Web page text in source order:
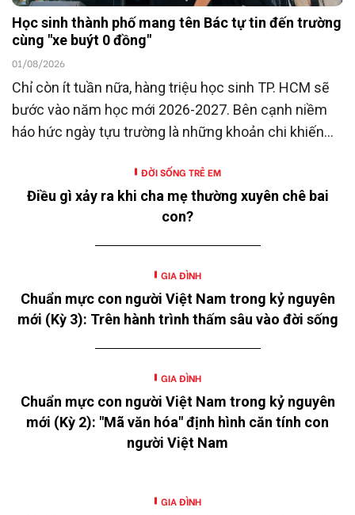
Học sinh thành phố mang tên Bác tự tin đến trường
cùng "xe buýt 0 đồng"
01/08/2026
Chỉ còn ít tuần nữa, hàng triệu học sinh TP. HCM sẽ
bước vào năm học mới 2026-2027. Bên cạnh niềm
háo hức ngày tựu trường là những khoản chi khiến
ĐỜI SỐNG TRẺ EM
Điều gì xảy ra khi cha mẹ thường xuyên chê bai
con?
GIA ĐÌNH
Chuẩn mực con người Việt Nam trong kỷ nguyên
mới (Kỳ 3): Trên hành trình thấm sâu vào đời sống
GIA ĐÌNH
Chuẩn mực con người Việt Nam trong kỷ nguyên
mới (Kỳ 2): "Mã văn hóa" định hình căn tính con
người Việt Nam
GIA ĐÌNH